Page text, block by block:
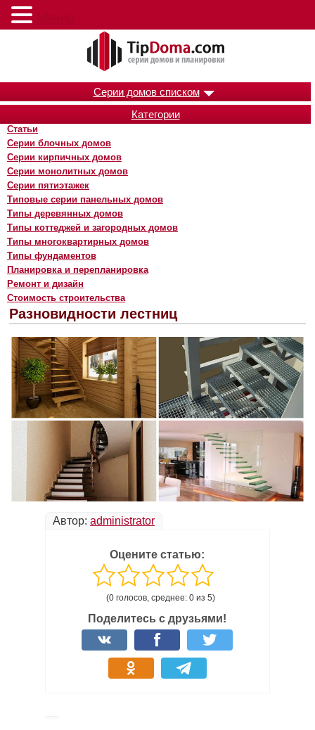
Серии домов списком
Категории
Статьи
Серии блочных домов
Серии кирпичных домов
Серии монолитных домов
Серии пятиэтажек
Типовые серии панельных домов
Типы деревянных домов
Типы коттеджей и загородных домов
Типы многоквартирных домов
Типы фундаментов
Планировка и перепланировка
Ремонт и дизайн
Стоимость строительства
Разновидности лестниц
Автор: administrator
Оцените статью:
(0 голосов, среднее: 0 из 5)
Поделитесь с друзьями!